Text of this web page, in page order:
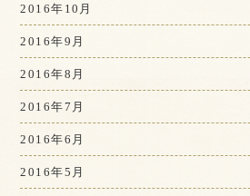
2016年10月
2016年9月
2016年8月
2016年7月
2016年6月
2016年5月